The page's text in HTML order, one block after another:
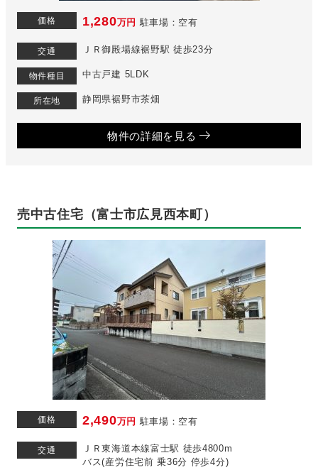
価格 1,280万円 駐車場：空有
交通 ＪＲ御殿場線裾野駅 徒歩23分
物件種目 中古戸建 5LDK
所在地 静岡県裾野市茶畑
物件の詳細を見る
売中古住宅（富士市広見西本町）
価格 2,490万円 駐車場：空有
交通
ＪＲ東海道本線富士駅 徒歩4800m
バス(産労住宅前 乗36分 停歩4分)